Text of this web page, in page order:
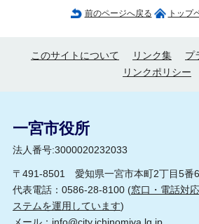
前のページへ戻る トップ
このサイトについて リンク集
プ
リンクポリシー
一宮市役所
法人番号:3000020232033
〒491-8501 愛知県一宮市本町2丁目5番
代表電話：0586-28-8100 (窓口・電話対
ステムを運用しています)